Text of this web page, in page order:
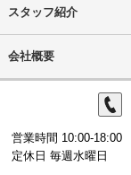
スタッフ紹介
会社概要
営業時間 10:00-18:00
定休日 毎週水曜日